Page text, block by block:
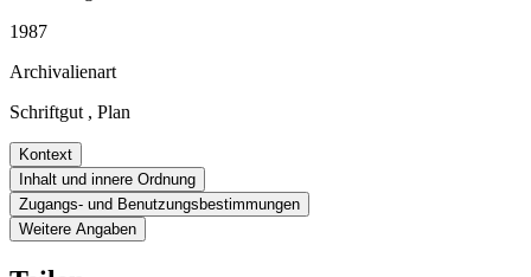
1987
Archivalienart
Schriftgut , Plan
Kontext
Inhalt und innere Ordnung
Zugangs- und Benutzungsbestimmungen
Weitere Angaben